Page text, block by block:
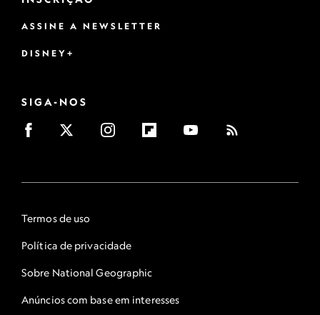
ASSINE A NEWSLETTER
DISNEY+
SIGA-NOS
Termos de uso
Política de privacidade
Sobre National Geographic
Anúncios com base em interesses